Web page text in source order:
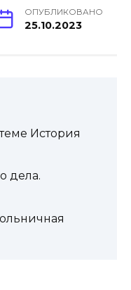
ОПУБЛИКОВАНО
25.10.2023
История
дела.